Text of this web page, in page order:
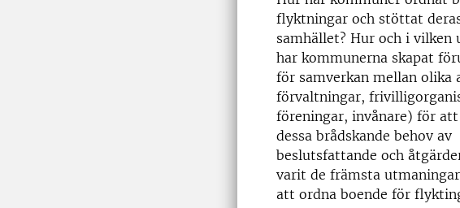
flyktningar och stöttat
samhället? Hur och i vilken
har kommunerna skapat
för samverkan mellan olika
förvaltningar,
föreningar, invånare) för
dessa brådskande behov av
beslutsfattande och
varit de främsta
att ordna boende för